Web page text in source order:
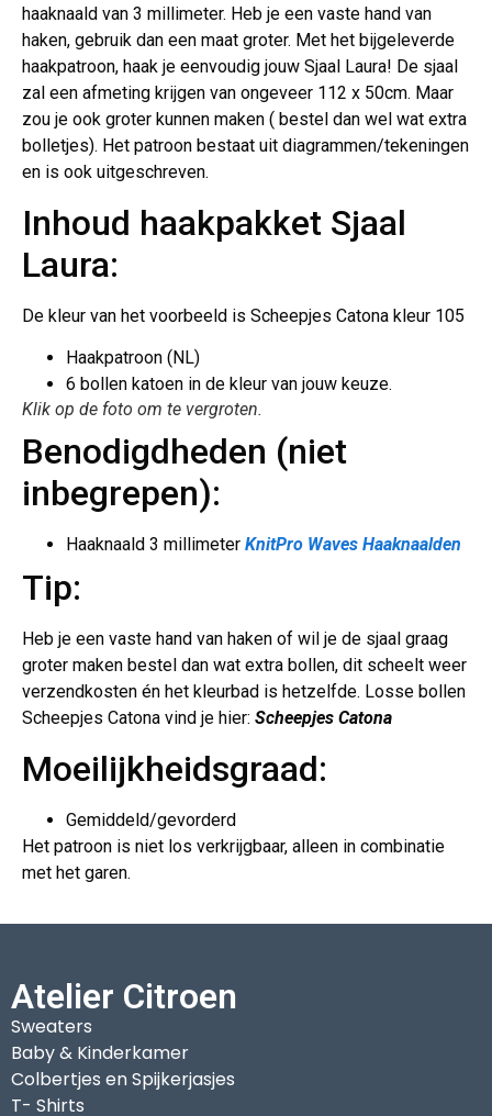
haaknaald van 3 millimeter. Heb je een vaste hand van
haken, gebruik dan een maat groter. Met het bijgeleverde
haakpatroon, haak je eenvoudig jouw Sjaal Laura! De sjaal
zal een afmeting krijgen van ongeveer 112 x 50cm. Maar
zou je ook groter kunnen maken ( bestel dan wel wat extra
bolletjes). Het patroon bestaat uit diagrammen/tekeningen
en is ook uitgeschreven.
Inhoud haakpakket Sjaal
Laura:
De kleur van het voorbeeld is Scheepjes Catona kleur 105
Haakpatroon (NL)
6 bollen katoen in de kleur van jouw keuze.
Klik op de foto om te vergroten.
Benodigdheden (niet
inbegrepen):
Haaknaald 3 millimeter KnitPro Waves Haaknaalden
Tip:
Heb je een vaste hand van haken of wil je de sjaal graag
groter maken bestel dan wat extra bollen, dit scheelt weer
verzendkosten én het kleurbad is hetzelfde. Losse bollen
Scheepjes Catona vind je hier: Scheepjes Catona
Moeilijkheidsgraad:
Gemiddeld/gevorderd
Het patroon is niet los verkrijgbaar, alleen in combinatie
met het garen.
Atelier Citroen
Sweaters
Baby & Kinderkamer
Colbertjes en Spijkerjasjes
T- Shirts